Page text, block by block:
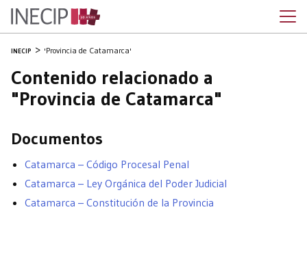
INECIP 'Provincia de Catamarca'
Contenido relacionado a
"Provincia de Catamarca"
Documentos
Catamarca – Código Procesal Penal
Catamarca – Ley Orgánica del Poder Judicial
Catamarca – Constitución de la Provincia